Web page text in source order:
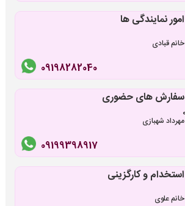
امور نمایندگی ها
خانم قبادی
09198282040
سفارش های حضوری
مهرداد شهبازی
09199398917
استخدام و کارگزینی
خانم علوی